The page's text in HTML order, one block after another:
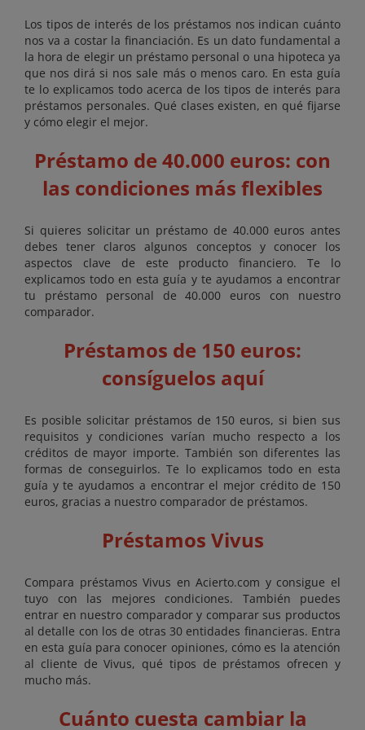
Los tipos de interés de los préstamos nos indican cuánto
nos va a costar la financiación. Es un dato fundamental a
la hora de elegir un préstamo personal o una hipoteca ya
que nos dirá si nos sale más o menos caro. En esta guía
te lo explicamos todo acerca de los tipos de interés para
préstamos personales. Qué clases existen, en qué fijarse
y cómo elegir el mejor.
Préstamo de 40.000 euros: con
las condiciones más flexibles
Si quieres solicitar un préstamo de 40.000 euros antes
debes tener claros algunos conceptos y conocer los
aspectos clave de este producto financiero. Te lo
explicamos todo en esta guía y te ayudamos a encontrar
tu préstamo personal de 40.000 euros con nuestro
comparador.
Préstamos de 150 euros:
consíguelos aquí
Es posible solicitar préstamos de 150 euros, si bien sus
requisitos y condiciones varían mucho respecto a los
créditos de mayor importe. También son diferentes las
formas de conseguirlos. Te lo explicamos todo en esta
guía y te ayudamos a encontrar el mejor crédito de 150
euros, gracias a nuestro comparador de préstamos.
Préstamos Vivus
Compara préstamos Vivus en Acierto.com y consigue el
tuyo con las mejores condiciones. También puedes
entrar en nuestro comparador y comparar sus productos
al detalle con los de otras 30 entidades financieras. Entra
en esta guía para conocer opiniones, cómo es la atención
al cliente de Vivus, qué tipos de préstamos ofrecen y
mucho más.
Cuánto cuesta cambiar la